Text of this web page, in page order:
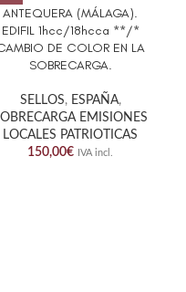
ANTEQUERA (MÁLAGA).
EDIFIL 1hcc/18hcca **/*
DE COLOR EN LA
SOBRECARGA.
SELLOS, ESPAÑA,
EMISIONES
LOCALES PATRIOTICAS
150,00€ IVA incl.